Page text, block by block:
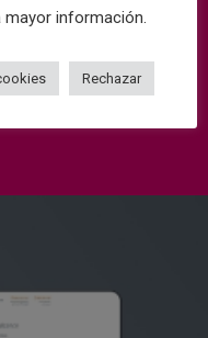
mayor información.
Rechazar